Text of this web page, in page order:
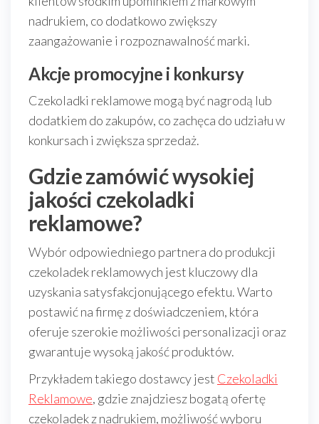
nadrukiem, co dodatkowo zwiększy
zaangażowanie i rozpoznawalność marki.
Akcje promocyjne i konkursy
Czekoladki reklamowe mogą być nagrodą lub
dodatkiem do zakupów, co zachęca do udziału w
konkursach i zwiększa sprzedaż.
Gdzie zamówić wysokiej
jakości czekoladki
reklamowe?
Wybór odpowiedniego partnera do produkcji
czekoladek reklamowych jest kluczowy dla
uzyskania satysfakcjonującego efektu. Warto
postawić na firmę z doświadczeniem, która
oferuje szerokie możliwości personalizacji oraz
gwarantuje wysoką jakość produktów.
Przykładem takiego dostawcy jest Czekoladki
Reklamowe, gdzie znajdziesz bogatą ofertę
czekoladek z nadrukiem, możliwość wyboru